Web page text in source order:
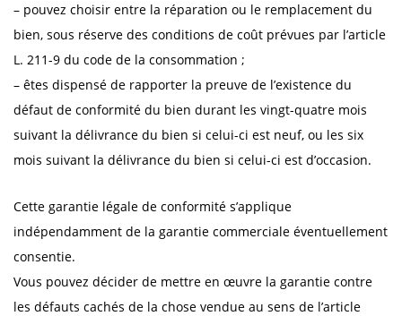
– pouvez choisir entre la réparation ou le remplacement du
bien, sous réserve des conditions de coût prévues par l’article
L. 211-9 du code de la consommation ;
– êtes dispensé de rapporter la preuve de l’existence du
défaut de conformité du bien durant les vingt-quatre mois
suivant la délivrance du bien si celui-ci est neuf, ou les six
mois suivant la délivrance du bien si celui-ci est d’occasion.
Cette garantie légale de conformité s’applique
indépendamment de la garantie commerciale éventuellement
consentie.
Vous pouvez décider de mettre en œuvre la garantie contre
les défauts cachés de la chose vendue au sens de l’article